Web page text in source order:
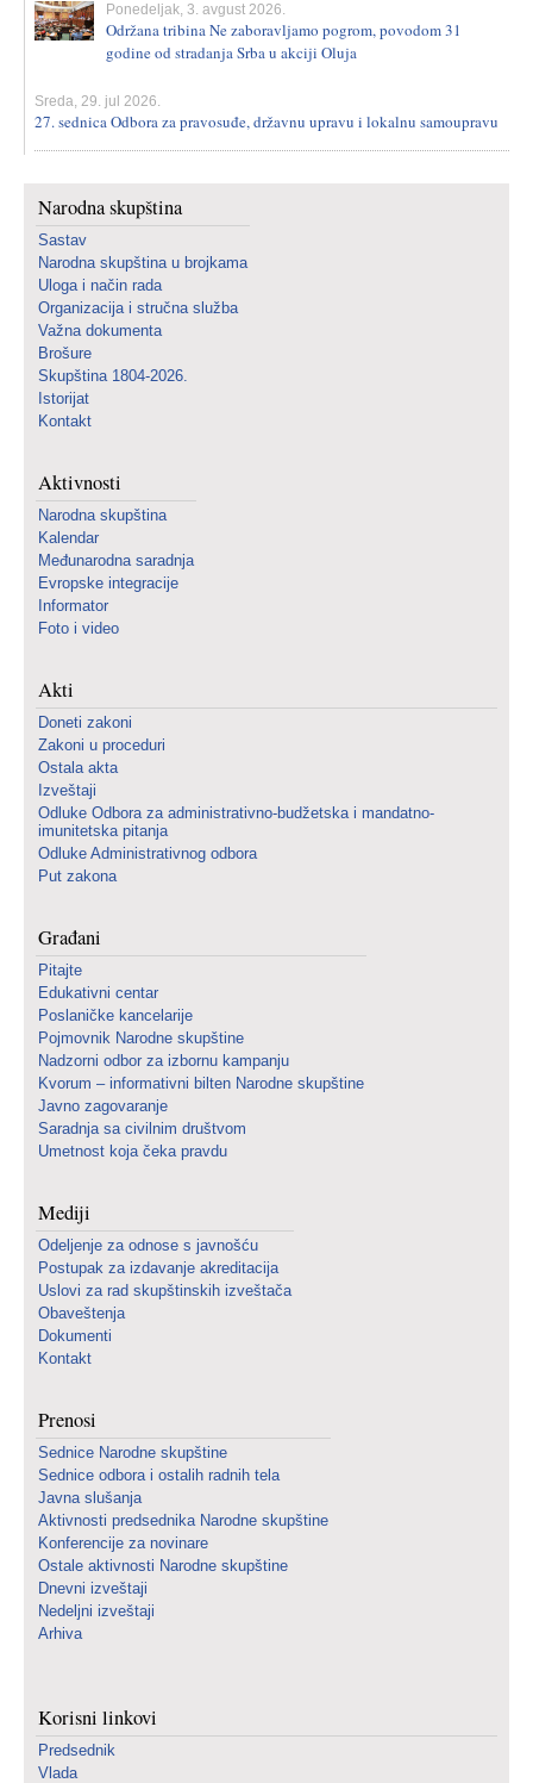
Ponedeljak, 3. avgust 2026.
Održana tribina Ne zaboravljamo pogrom, povodom 31
godine od stradanja Srba u akciji Oluja
Sreda, 29. jul 2026.
27. sednica Odbora za pravosuđe, državnu upravu i lokalnu samoupravu
Narodna skupština
Sastav
Narodna skupština u brojkama
Uloga i način rada
Organizacija i stručna služba
Važna dokumenta
Brošure
Skupština 1804-2026.
Istorijat
Kontakt
Aktivnosti
Narodna skupština
Kalendar
Međunarodna saradnja
Evropske integracije
Informator
Foto i video
Akti
Doneti zakoni
Zakoni u proceduri
Ostala akta
Izveštaji
Odluke Odbora za administrativno-budžetska i mandatno-
imunitetska pitanja
Odluke Administrativnog odbora
Put zakona
Građani
Pitajte
Edukativni centar
Poslaničke kancelarije
Pojmovnik Narodne skupštine
Nadzorni odbor za izbornu kampanju
Kvorum – informativni bilten Narodne skupštine
Javno zagovaranje
Saradnja sa civilnim društvom
Umetnost koja čeka pravdu
Mediji
Odeljenje za odnose s javnošću
Postupak za izdavanje akreditacija
Uslovi za rad skupštinskih izveštača
Obaveštenja
Dokumenti
Kontakt
Prenosi
Sednice Narodne skupštine
Sednice odbora i ostalih radnih tela
Javna slušanja
Aktivnosti predsednika Narodne skupštine
Konferencije za novinare
Ostale aktivnosti Narodne skupštine
Dnevni izveštaji
Nedeljni izveštaji
Arhiva
Korisni linkovi
Predsednik
Vlada